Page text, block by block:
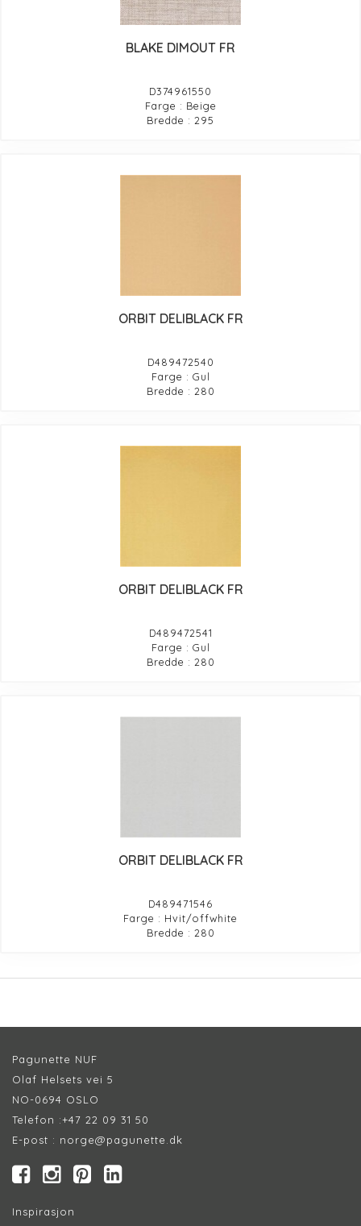
BLAKE DIMOUT FR
D374961550
Farge : Beige
Bredde : 295
ORBIT DELIBLACK FR
D489472540
Farge : Gul
Bredde : 280
ORBIT DELIBLACK FR
D489472541
Farge : Gul
Bredde : 280
ORBIT DELIBLACK FR
D489471546
Farge : Hvit/offwhite
Bredde : 280
Pagunette NUF
Olaf Helsets vei 5
NO-0694 OSLO
Telefon :+47 22 09 31 50
E-post : norge@pagunette.dk
Inspirasjon